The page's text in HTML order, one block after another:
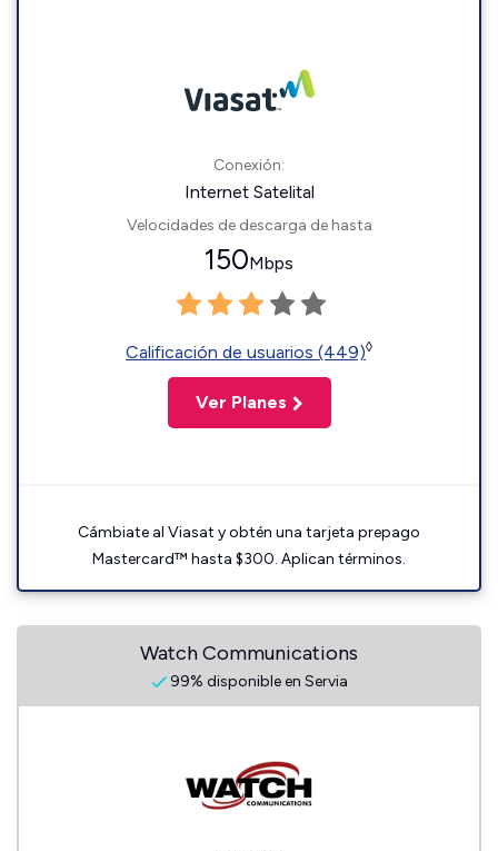
Conexión:
Internet Satelital
Velocidades de descarga de hasta
150Mbps
Calificación de usuarios (449)◊
Ver Planes
Cámbiate al Viasat y obtén una tarjeta prepago
Mastercard™ hasta $300. Aplican términos.
Watch Communications
99% disponible en Servia